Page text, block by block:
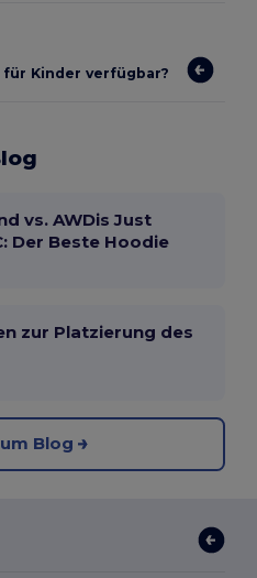
Kinder verfügbar?
vs. AWDis Just
Der Beste Hoodie
zur Platzierung des
Blog